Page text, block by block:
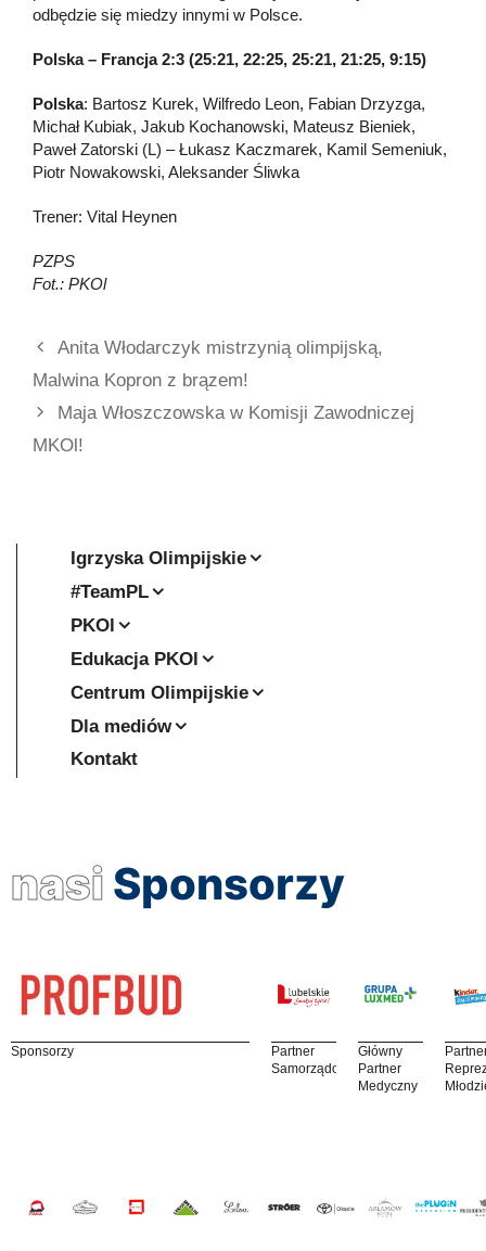
odbędzie się miedzy innymi w Polsce.
Polska – Francja 2:3 (25:21, 22:25, 25:21, 21:25, 9:15)
Polska: Bartosz Kurek, Wilfredo Leon, Fabian Drzyzga,
Michał Kubiak, Jakub Kochanowski, Mateusz Bieniek,
Paweł Zatorski (L) – Łukasz Kaczmarek, Kamil Semeniuk,
Piotr Nowakowski, Aleksander Śliwka
Trener: Vital Heynen
PZPS
Fot.: PKOl
Anita Włodarczyk mistrzynią olimpijską,
Malwina Kopron z brązem!
Maja Włoszczowska w Komisji Zawodniczej
MKOl!
Igrzyska Olimpijskie
#TeamPL
PKOl
Edukacja PKOl
Centrum Olimpijskie
Dla mediów
Kontakt
nasi Sponsorzy
Sponsorzy
Partner
Samorządowy
Główny
Partner
Medyczny